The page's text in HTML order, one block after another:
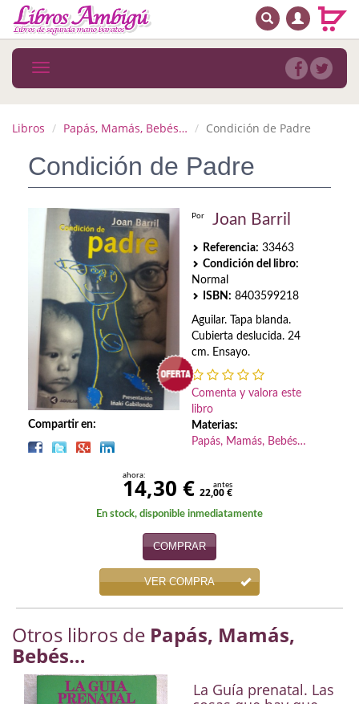
MENÚ PRINCIPAL
Novedades
MATERIAS
Astrología. Ocultismo
Autoayuda. Conocimiento personal
Autoayuda. Crecimiento personal
Biografía
Biografías
Ciencia ficción
Cine
Discos deVinilo. LP
Divulgación científica
DVD
BUSCAR
Toggle
navigation
Libros Papás, Mamás, Bebés… Condición de Padre
Condición de Padre
Compartir en:
Por Joan Barril
Referencia: 33463
Condición del libro:
Normal
ISBN: 8403599218
Aguilar. Tapa blanda.
Cubierta deslucida. 24
cm. Ensayo.
Comenta y valora este
libro
Materias:
Papás, Mamás, Bebés…
ahora:
14,30 € antes
22,00 €
En stock, disponible inmediatamente
COMPRAR
VER COMPRA
Otros libros de Papás, Mamás,
Bebés…
La Guía prenatal. Las